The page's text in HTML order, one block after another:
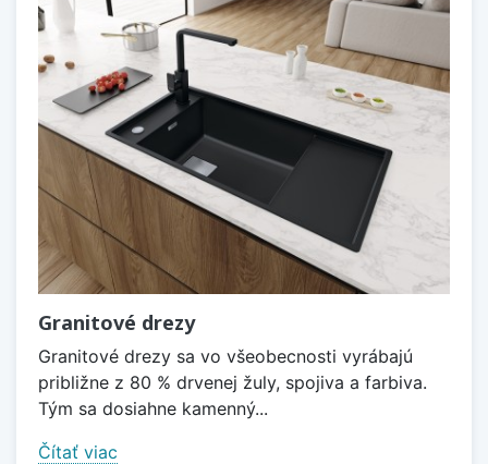
Granitové drezy
Granitové drezy sa vo všeobecnosti vyrábajú
približne z 80 % drvenej žuly, spojiva a farbiva.
Tým sa dosiahne kamenný...
Čítať viac